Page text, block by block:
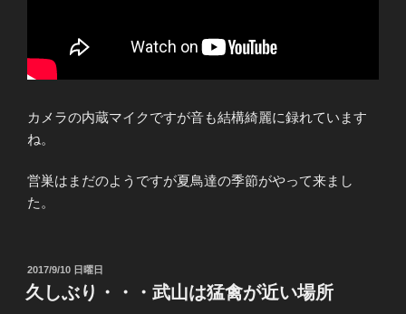
カメラの内蔵マイクですが音も結構綺麗に録れています
ね。
営巣はまだのようですが夏鳥達の季節がやって来まし
た。
投
稿
日:
2017/9/10 日曜日
久しぶり・・・武山は猛禽が近い場所